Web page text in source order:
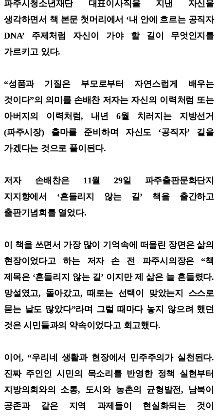
파주시청소년재단 대표이사직을 지낸 자신을
생각하면서 책 본문 첫머리에서 ‘내 안에 흐르는 공직자
DNA’ 주제처럼 자신이 가야 할 길이 무엇인지를
가르키고 있다.
“성품과 기질은 부모로부터 자연스럽게 배우는
것이다”의 의미를 손배찬 저자는 자신의 이력처럼 또는
아버지의 이력처럼, 내년 6월 치러지는 지방선거
(파주시장) 출마를 준비하며 자신도 ‘공직자’ 길을
가겠다는 것으로 풀이된다.
저자 손배찬은 11월 29일 파주출판문화단지
지지향에서 ‘흔들리지 않는 길’ 책을 출간하고
출판기념회를 열었다.
이 책을 쓰면서 가장 많이 기억속에 떠올린 장면은 삶의
현장이었다고 하는 저자 손 전 파주시의장은 “책
제목은 ‘흔들리지 않는 길’ 이지만 제 삶은 늘 흔들렸다.
망설였고, 돌아갔고, 때로는 선택이 맞았는지 스스로
묻는 날도 많았다”라며 그럴 때마다 놓지 않으려 했던
것은 시민들과의 약속이었다고 회고했다.
이어, “우리네 생활과 현장에서 민주주의가 실천된다.
진짜 주인인 시민의 목소리를 반영한 정책 실현부터
지방의회와의 소통, 도시와 농촌의 균형발전, 남북이
공존과 같은 지역 과제들이 현실화되는 것이